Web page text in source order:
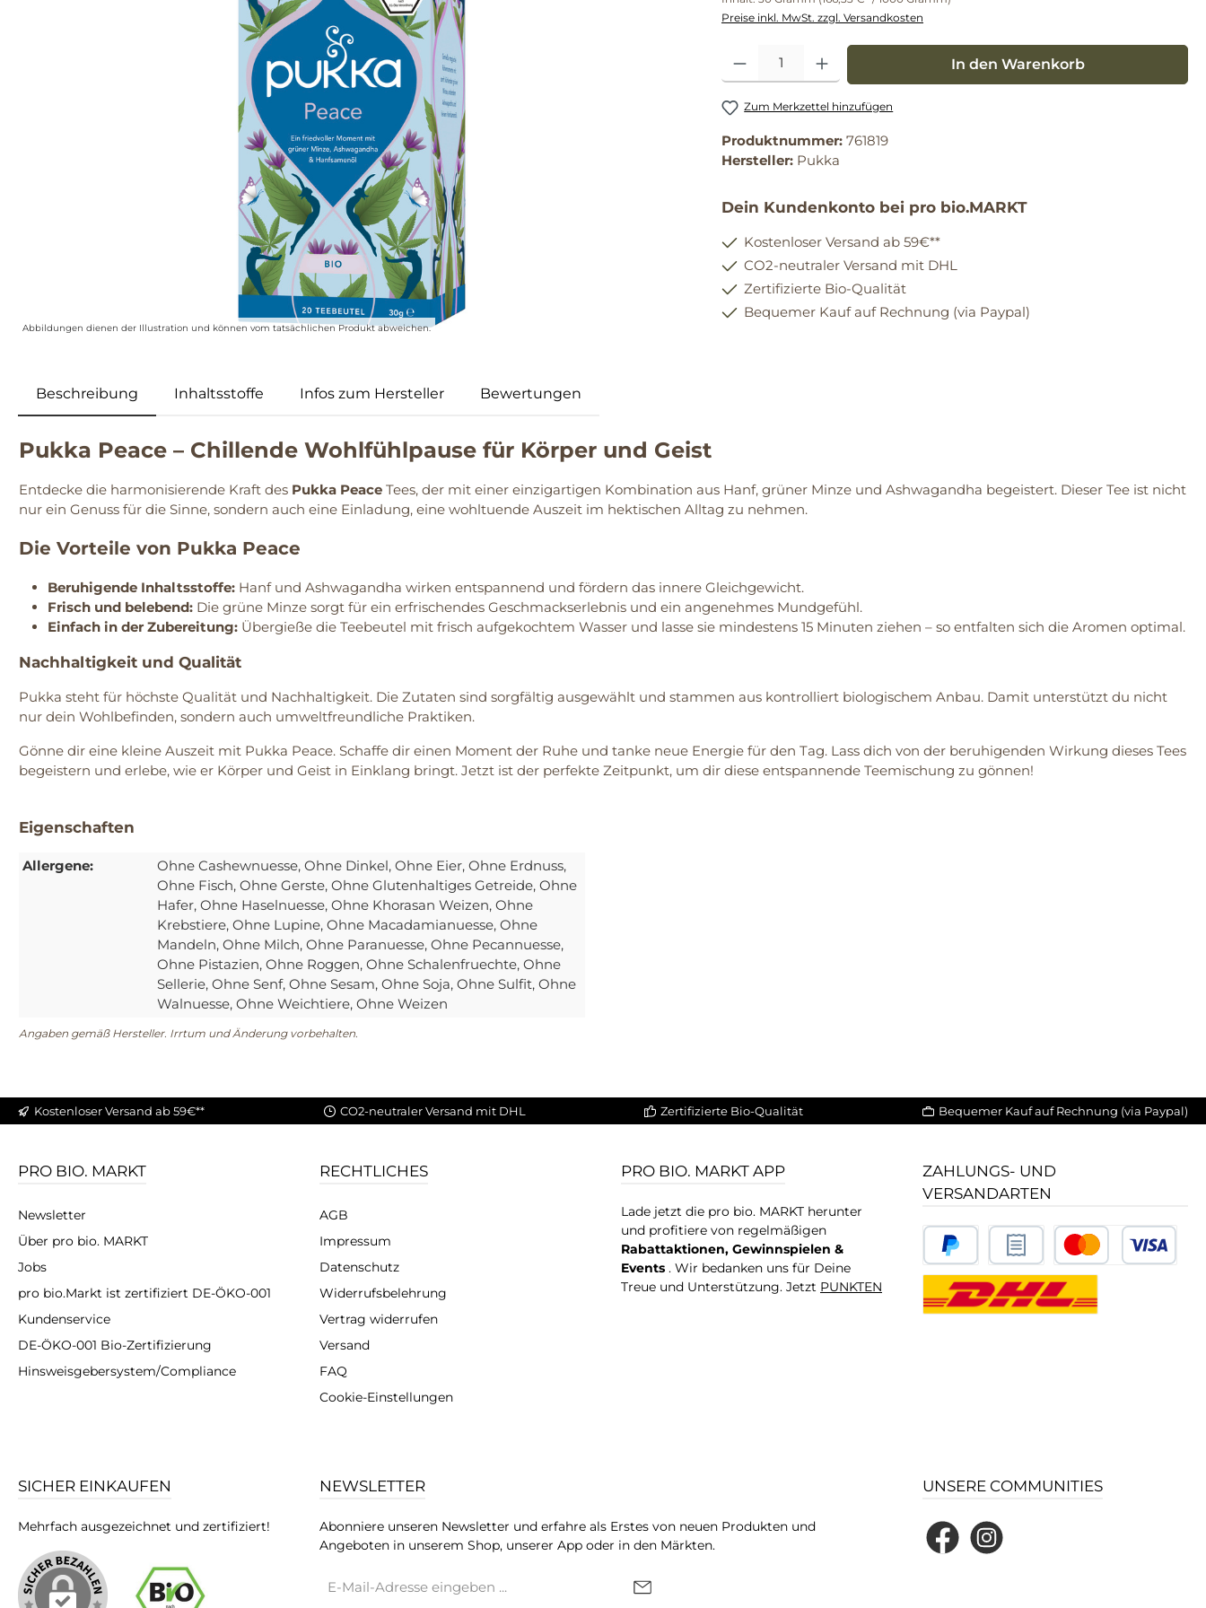
Abbildungen dienen der Illustration und können vom tatsächlichen Produkt abweichen.
Preise inkl. MwSt. zzgl. Versandkosten
Produkt Anzahl: Gib den gewünschten Wert ein oder benutze die Schaltflächen um die
In den Warenkorb
Zum Merkzettel hinzufügen
Produktnummer: 761819
Hersteller: Pukka
Dein Kundenkonto bei pro bio.MARKT
Kostenloser Versand ab 59€**
CO2-neutraler Versand mit DHL
Zertifizierte Bio-Qualität
Bequemer Kauf auf Rechnung (via Paypal)
Beschreibung Inhaltsstoffe Infos zum Hersteller Bewertungen
Pukka Peace – Chillende Wohlfühlpause für Körper und Geist
Entdecke die harmonisierende Kraft des Pukka Peace Tees, der mit einer einzigartigen Kombination aus Hanf, grüner Minze und Ashwagandha begeistert. Dieser Tee ist nicht
nur ein Genuss für die Sinne, sondern auch eine Einladung, eine wohltuende Auszeit im hektischen Alltag zu nehmen.
Die Vorteile von Pukka Peace
Beruhigende Inhaltsstoffe: Hanf und Ashwagandha wirken entspannend und fördern das innere Gleichgewicht.
Frisch und belebend: Die grüne Minze sorgt für ein erfrischendes Geschmackserlebnis und ein angenehmes Mundgefühl.
Einfach in der Zubereitung: Übergieße die Teebeutel mit frisch aufgekochtem Wasser und lasse sie mindestens 15 Minuten ziehen – so entfalten sich die Aromen optimal.
Nachhaltigkeit und Qualität
Pukka steht für höchste Qualität und Nachhaltigkeit. Die Zutaten sind sorgfältig ausgewählt und stammen aus kontrolliert biologischem Anbau. Damit unterstützt du nicht
nur dein Wohlbefinden, sondern auch umweltfreundliche Praktiken.
Gönne dir eine kleine Auszeit mit Pukka Peace. Schaffe dir einen Moment der Ruhe und tanke neue Energie für den Tag. Lass dich von der beruhigenden Wirkung dieses Tees
begeistern und erlebe, wie er Körper und Geist in Einklang bringt. Jetzt ist der perfekte Zeitpunkt, um dir diese entspannende Teemischung zu gönnen!
Eigenschaften
Allergene: Ohne Cashewnuesse, Ohne Dinkel, Ohne Eier, Ohne Erdnuss,
Ohne Fisch, Ohne Gerste, Ohne Glutenhaltiges Getreide, Ohne
Hafer, Ohne Haselnuesse, Ohne Khorasan Weizen, Ohne
Krebstiere, Ohne Lupine, Ohne Macadamianuesse, Ohne
Mandeln, Ohne Milch, Ohne Paranuesse, Ohne Pecannuesse,
Ohne Pistazien, Ohne Roggen, Ohne Schalenfruechte, Ohne
Sellerie, Ohne Senf, Ohne Sesam, Ohne Soja, Ohne Sulfit, Ohne
Walnuesse, Ohne Weichtiere, Ohne Weizen
Angaben gemäß Hersteller. Irrtum und Änderung vorbehalten.
Kostenloser Versand ab 59€** CO2-neutraler Versand mit DHL Zertifizierte Bio-Qualität Bequemer Kauf auf Rechnung (via Paypal)
PRO BIO. MARKT
Newsletter
Über pro bio. MARKT
Jobs
pro bio.Markt ist zertifiziert DE-ÖKO-001
Kundenservice
DE-ÖKO-001 Bio-Zertifizierung
Hinsweisgebersystem/Compliance
RECHTLICHES
AGB
Impressum
Datenschutz
Widerrufsbelehrung
Vertrag widerrufen
Versand
FAQ
Cookie-Einstellungen
PRO BIO. MARKT APP
Lade jetzt die pro bio. MARKT herunter
und profitiere von regelmäßigen
Rabattaktionen, Gewinnspielen &
Events . Wir bedanken uns für Deine
Treue und Unterstützung. Jetzt PUNKTEN
ZAHLUNGS- UND
VERSANDARTEN
SICHER EINKAUFEN
Mehrfach ausgezeichnet und zertifiziert!
NEWSLETTER
Abonniere unseren Newsletter und erfahre als Erstes von neuen Produkten und
Angeboten in unserem Shop, unserer App oder in den Märkten.
Mail-
UNSERE COMMUNITIES
FacebookInstagram